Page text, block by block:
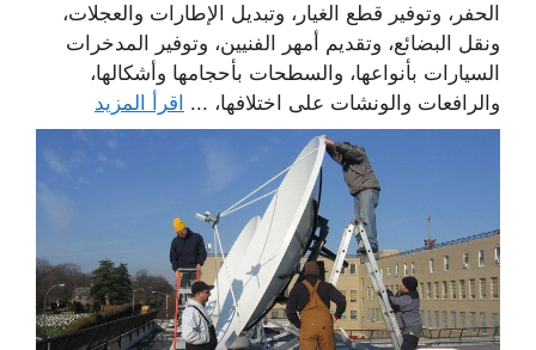
الحفر، وتوفير قطع الغيار، وتبديل الإطارات والعجلات،
ونقل البضائع، وتقديم أمهر الفنيين، وتوفير المدخرات
السيارات بأنواعها، والسطحات بأحجامها وأشكالها،
والرافعات والونشات على اختلافها، ... اقرأ المزيد